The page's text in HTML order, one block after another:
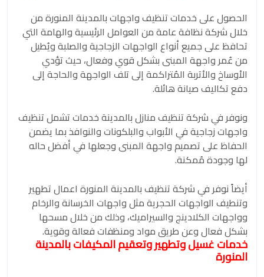
الحصول على خدمات تنظيف واجهات بالمدينة المنورة من
خلال شركة نظافة عامة من العوامل الرئيسية والهامة التي
تحافظ على جميع أنواع الواجهات الزجاجية والصلبة ويُطيل
من عُمر واجهة المبنى بشكل قوي وفعال، حيث تؤدي
الأوساخ والأتربة المُتراكمة إلى تلف الواجهة والحاجة إلى
دفع تكاليف صيانة هائلة.
ونوفر في شركة تنظيف منازل بالمدينة خدمات تشمل تنظيف
واجهات زجاجية في الأبواب والبلكونات والنوافذ بما يضمن
الحفاظ على تصميم واجهة المبنى وجعلها في أفضل حاله
لها وجودة مُمكنة.
أيضاً نوفر في شركة تنظيف بالمدينة المنورة اعمال تطهير
وتنطيف الواجهات الحجرية مثل واجهات الخرسانة والرخام
وواجهات الكلادينج والسيراميك، وذلك من خلال مسحها
بشكل فعال وعن طريق مواد ومنظفات فعالة وقوية.
خدمات غسيل وتطهير وتعقيم المكيفات بالمدينة
المنورة